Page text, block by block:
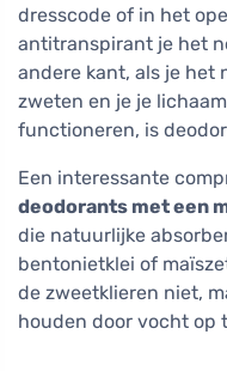
dresscode of in het
antitranspirant je het
andere kant, als je het
zweten en je je
functioneren, is
Een interessante
deodorants met een
die natuurlijke
bentonietklei of
de zweetklieren niet,
houden door vocht op